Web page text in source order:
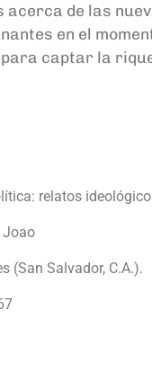
de las
en el
captar la
relatos
Joao
(San Salvador, C.A.).